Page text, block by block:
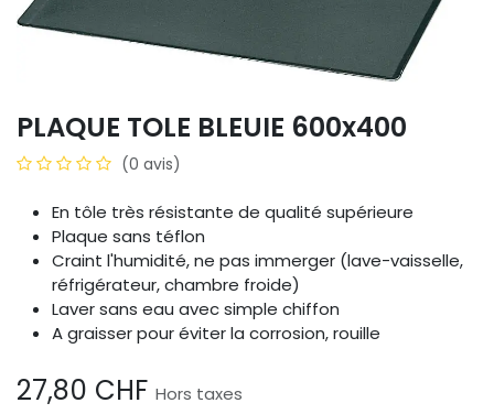
PLAQUE TOLE BLEUIE 600x400
(0 avis)
En tôle très résistante de qualité supérieure
Plaque sans téflon
Craint l'humidité, ne pas immerger (lave-vaisselle,
réfrigérateur, chambre froide)
Laver sans eau avec simple chiffon
A graisser pour éviter la corrosion, rouille
27,80 CHF Hors taxes